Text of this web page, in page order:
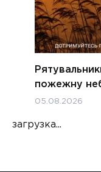
пожежну
05.08.2026
загрузка...